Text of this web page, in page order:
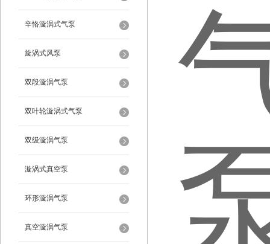
辛恪漩涡式气泵
旋涡式风泵
双段漩涡气泵
双叶轮漩涡式气泵
双级漩涡气泵
漩涡式真空泵
环形漩涡气泵
真空漩涡气泵